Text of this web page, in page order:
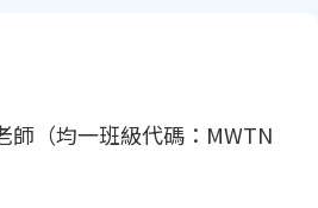
師（均一班級代碼：MWTN